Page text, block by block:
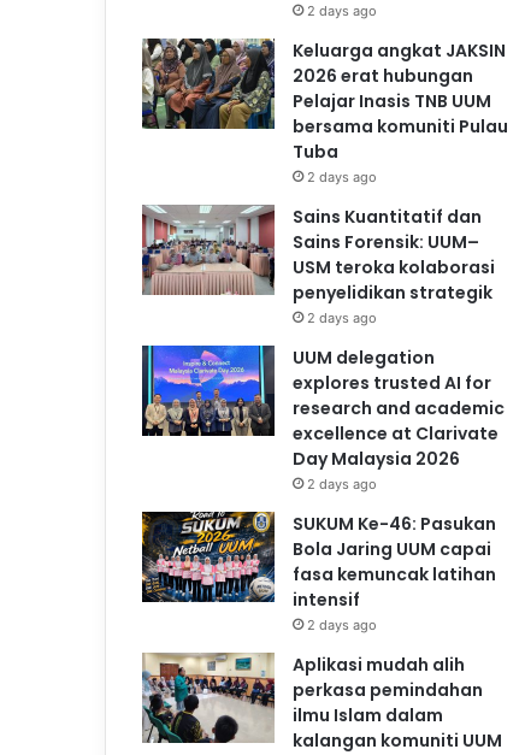
2 days ago
Keluarga angkat JAKSIN
2026 erat hubungan
Pelajar Inasis TNB UUM
bersama komuniti Pulau
Tuba
2 days ago
Sains Kuantitatif dan
Sains Forensik: UUM–
USM teroka kolaborasi
penyelidikan strategik
2 days ago
UUM delegation
explores trusted AI for
research and academic
excellence at Clarivate
Day Malaysia 2026
2 days ago
SUKUM Ke-46: Pasukan
Bola Jaring UUM capai
fasa kemuncak latihan
intensif
2 days ago
Aplikasi mudah alih
perkasa pemindahan
ilmu Islam dalam
kalangan komuniti UUM